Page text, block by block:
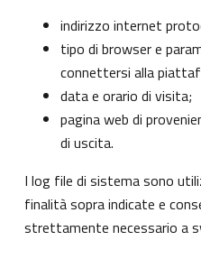
indirizzo internet
tipo di browser e
connettersi alla
data e orario di visita;
pagina web di
di uscita.
I log file di sistema sono
finalità sopra indicate e
strettamente necessario a